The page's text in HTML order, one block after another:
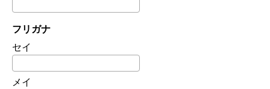
フリガナ
セイ
メイ